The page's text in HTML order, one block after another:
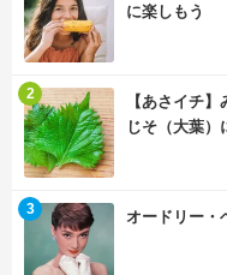
に楽しもう
【あさイチ
じそ（大葉）
2
オードリー・
3